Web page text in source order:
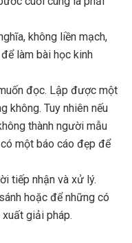
không liền mạch,
làm bài học kinh
đọc. Lập được một
không. Tuy nhiên nếu
thành người mẫu
một báo cáo đẹp để
tiếp nhận và xử lý.
hoặc để những có
giải pháp.